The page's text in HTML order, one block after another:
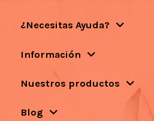
¿Necesitas Ayuda?
Información
Nuestros productos
Blog